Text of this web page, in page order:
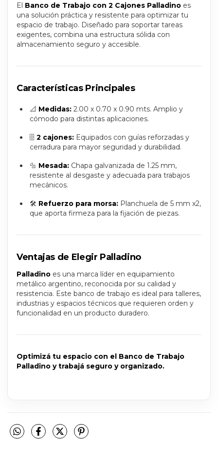
El Banco de Trabajo con 2 Cajones Palladino es
una solución práctica y resistente para optimizar tu
espacio de trabajo. Diseñado para soportar tareas
exigentes, combina una estructura sólida con
almacenamiento seguro y accesible.
Características Principales
📐 Medidas: 2.00 x 0.70 x 0.90 mts. Amplio y
cómodo para distintas aplicaciones.
🗄️ 2 cajones: Equipados con guías reforzadas y
cerradura para mayor seguridad y durabilidad.
🔩 Mesada: Chapa galvanizada de 1.25 mm,
resistente al desgaste y adecuada para trabajos
mecánicos.
🛠️ Refuerzo para morsa: Planchuela de 5 mm x2,
que aporta firmeza para la fijación de piezas.
Ventajas de Elegir Palladino
Palladino es una marca líder en equipamiento
metálico argentino, reconocida por su calidad y
resistencia. Este banco de trabajo es ideal para talleres,
industrias y espacios técnicos que requieren orden y
funcionalidad en un producto duradero.
Optimizá tu espacio con el Banco de Trabajo
Palladino y trabajá seguro y organizado.